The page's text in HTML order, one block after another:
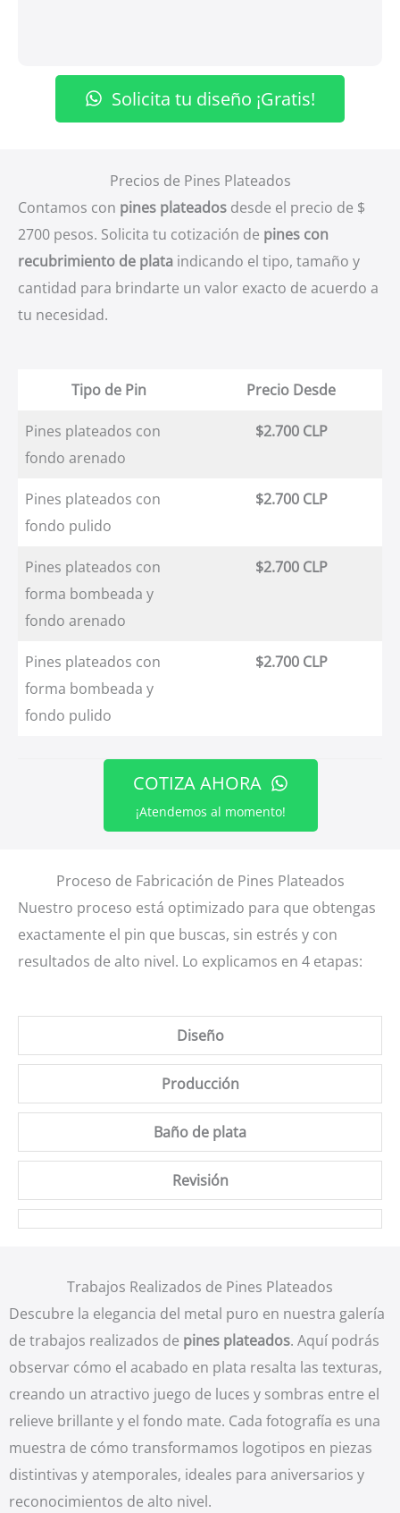
Solicita tu diseño ¡Gratis!
Precios de Pines Plateados
Contamos con pines plateados desde el precio de $
2700 pesos. Solicita tu cotización de pines con
recubrimiento de plata indicando el tipo, tamaño y
cantidad para brindarte un valor exacto de acuerdo a
tu necesidad.
Tipo de Pin
Precio Desde
Pines plateados con
fondo arenado
$2.700 CLP
Pines plateados con
fondo pulido
$2.700 CLP
Pines plateados con
forma bombeada y
fondo arenado
$2.700 CLP
Pines plateados con
forma bombeada y
fondo pulido
$2.700 CLP
COTIZA AHORA
¡Atendemos al momento!
Proceso de Fabricación de Pines Plateados
Nuestro proceso está optimizado para que obtengas
exactamente el pin que buscas, sin estrés y con
resultados de alto nivel. Lo explicamos en 4 etapas:
Diseño
Producción
Baño de plata
Revisión
Trabajos Realizados de Pines Plateados
Descubre la elegancia del metal puro en nuestra galería
de trabajos realizados de pines plateados. Aquí podrás
observar cómo el acabado en plata resalta las texturas,
creando un atractivo juego de luces y sombras entre el
relieve brillante y el fondo mate. Cada fotografía es una
muestra de cómo transformamos logotipos en piezas
distintivas y atemporales, ideales para aniversarios y
reconocimientos de alto nivel.